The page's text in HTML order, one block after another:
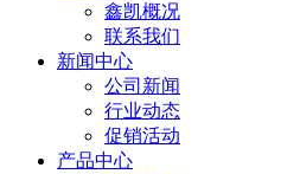
鑫凯概况
联系我们
新闻中心
公司新闻
行业动态
促销活动
产品中心